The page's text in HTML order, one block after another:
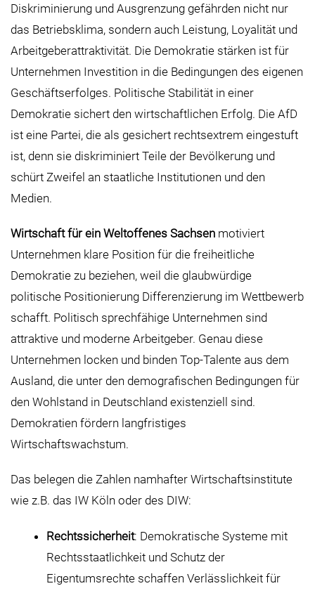
Diskriminierung und Ausgrenzung gefährden nicht nur
das Betriebsklima, sondern auch Leistung, Loyalität und
Arbeitgeberattraktivität. Die Demokratie stärken ist für
Unternehmen Investition in die Bedingungen des eigenen
Geschäftserfolges. Politische Stabilität in einer
Demokratie sichert den wirtschaftlichen Erfolg. Die AfD
ist eine Partei, die als gesichert rechtsextrem eingestuft
ist, denn sie diskriminiert Teile der Bevölkerung und
schürt Zweifel an staatliche Institutionen und den
Medien.
Wirtschaft für ein Weltoffenes Sachsen motiviert
Unternehmen klare Position für die freiheitliche
Demokratie zu beziehen, weil die glaubwürdige
politische Positionierung Differenzierung im Wettbewerb
schafft. Politisch sprechfähige Unternehmen sind
attraktive und moderne Arbeitgeber. Genau diese
Unternehmen locken und binden Top-Talente aus dem
Ausland, die unter den demografischen Bedingungen für
den Wohlstand in Deutschland existenziell sind.
Demokratien fördern langfristiges
Wirtschaftswachstum.
Das belegen die Zahlen namhafter Wirtschaftsinstitute
wie z.B. das IW Köln oder des DIW:
Rechtssicherheit: Demokratische Systeme mit
Rechtsstaatlichkeit und Schutz der
Eigentumsrechte schaffen Verlässlichkeit für